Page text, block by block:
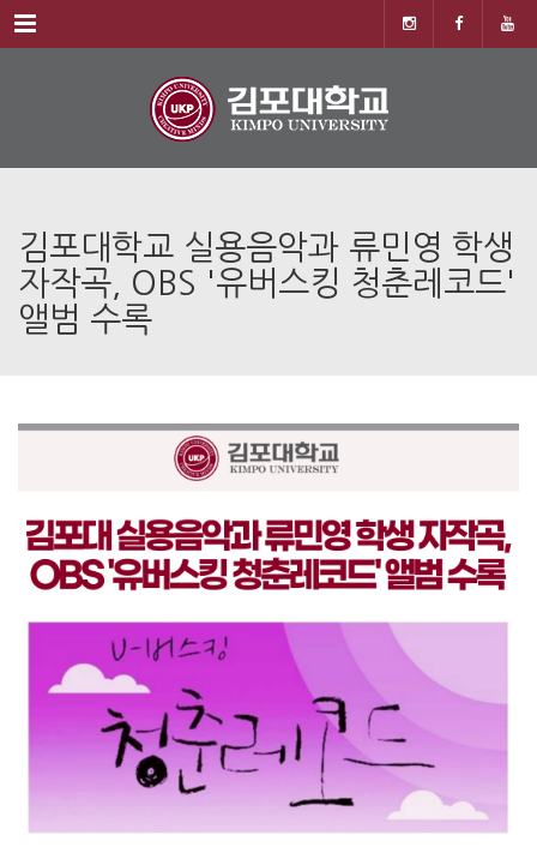
Menu
김포대학교 실용음악과 류민영 학생
자작곡, OBS '유버스킹 청춘레코드'
앨범 수록